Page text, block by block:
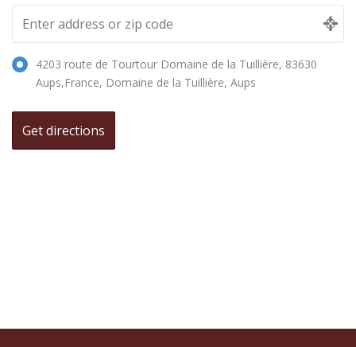
4203 route de Tourtour Domaine de la Tuillière, 83630
Aups,France, Domaine de la Tuillière, Aups